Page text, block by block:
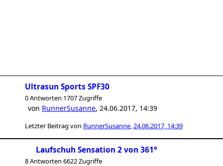
Ultrasun Sports SPF30
0 Antworten 1707 Zugriffe
von RunnerSusanne, 24.06.2017, 14:39
Letzter Beitrag von RunnerSusanne,24.06.2017, 14:39
Laufschuh Sensation 2 von 361°
8 Antworten 6622 Zugriffe